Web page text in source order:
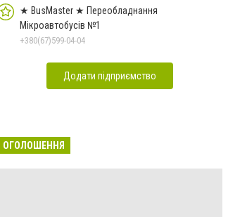
★ BusMaster ★ Переобладнання
Мікроавтобусів №1
+380(67)599-04-04
Додати підприємство
ОГОЛОШЕННЯ